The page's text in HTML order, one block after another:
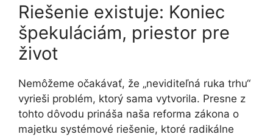
Riešenie existuje: Koniec
špekuláciám, priestor pre
život
Nemôžeme očakávať, že „neviditeľná ruka trhu“
vyrieši problém, ktorý sama vytvorila. Presne z
tohto dôvodu prináša naša reforma zákona o
majetku systémové riešenie, ktoré radikálne